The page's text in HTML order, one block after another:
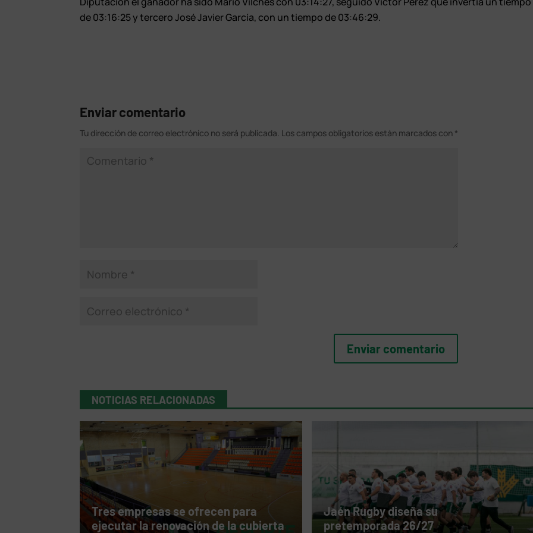
de 03:16:25 y tercero José Javier García, con un tiempo de 03:46:29.
Enviar comentario
Tu dirección de correo electrónico no será publicada. Los campos obligatorios están marcados con *
NOTICIAS RELACIONADAS
Tres empresas se ofrecen para
ejecutar la renovación de la cubierta
Jaén Rugby diseña su
pretemporada 26/27